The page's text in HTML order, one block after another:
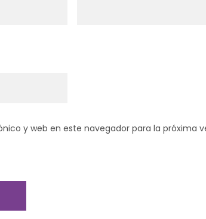
y web en este navegador para la próxima